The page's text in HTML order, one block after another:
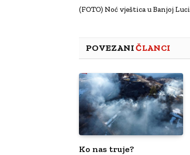
(FOTO) Noć vještica u Banjoj Luci
POVEZANIČLANCI
Ko nas truje?